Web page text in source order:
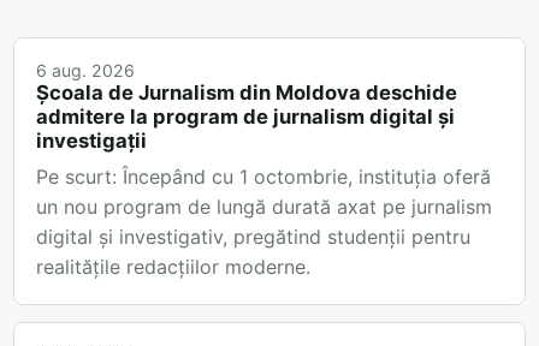
6 aug. 2026
Școala de Jurnalism din Moldova deschide
admitere la program de jurnalism digital și
investigații
Pe scurt: Începând cu 1 octombrie, instituția oferă
un nou program de lungă durată axat pe jurnalism
digital și investigativ, pregătind studenții pentru
realitățile redacțiilor moderne.